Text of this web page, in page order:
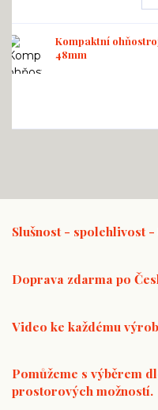
Kompaktní
48mm
Slušnost - spolehlivost
Doprava zdarma po
Video ke každému
Pomůžeme s výběrem
prostorových možností.